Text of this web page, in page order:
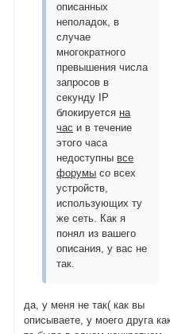
описанных
неполадок, в
случае
многократного
превышения числа
запросов в
секунду IP
блокируется на
час и в течение
этого часа
недоступны все
форумы со всех
устройств,
использующих ту
же сеть. Как я
понял из вашего
описания, у вас не
так.
да, у меня не так( как вы
описываете, у моего друга